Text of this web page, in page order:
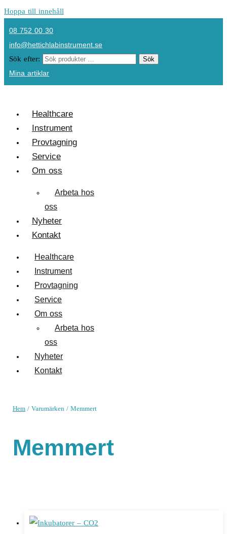
Hoppa till innehåll
08 752 00 30
info@hettichlabinstrument.se
Sök efter:
Sök
Mina artiklar
Healthcare
Instrument
Provtagning
Service
Om oss
Arbeta hos
oss
Nyheter
Kontakt
Healthcare
Instrument
Provtagning
Service
Om oss
Arbeta hos
oss
Nyheter
Kontakt
Hem/ Varumärken / Memmert
Memmert